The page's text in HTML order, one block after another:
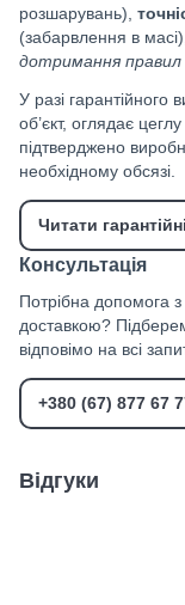
розшарувань),
(забарвлення в масі),
дотримання
У разі гарантійного
об’єкт, оглядає
підтверджено
необхідному обсязі.
Читати
Консультація
Потрібна допомога з
доставкою?
відповімо на всі
+380 (67) 877 67
Відгуки